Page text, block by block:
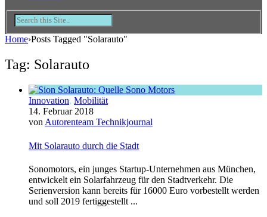
Home›Posts Tagged "Solarauto"
Tag: Solarauto
Innovation, Mobilität
14. Februar 2018
von Autorenteam Technikjournal
Mit Solarauto durch die Stadt
Sonomotors, ein junges Startup-Unternehmen aus München,
entwickelt ein Solarfahrzeug für den Stadtverkehr. Die
Serienversion kann bereits für 16000 Euro vorbestellt werden
und soll 2019 fertiggestellt ...